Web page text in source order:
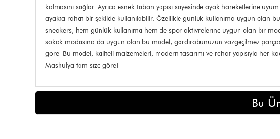
kalmasını sağlar. Ayrıca esnek taban yapısı sayesinde ayak hareketlerine
ayakta rahat bir şekilde kullanılabilir. Özellikle günlük kullanıma uygun olan bu
sneakers, hem günlük kullanıma hem de spor aktivitelerine uygun olan bir
sokak modasına da uygun olan bu model, gardırobunuzun vazgeçilmez
göre! Bu model, kaliteli malzemeleri, modern tasarımı ve rahat yapısıyla her
Mashulya tam size göre!
Bu